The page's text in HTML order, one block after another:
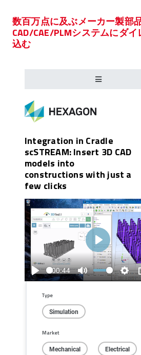
数百万点に及ぶメーカー製部
CAD/CAE/PLMシステムにダ
込む
Integration in Cradle
scSTREAM: Insert 3D CAD
models into
constructions with just a
few clicks
Play
00:44
Mute
Play
Type
Simulation
Market
Mechanical Electrical